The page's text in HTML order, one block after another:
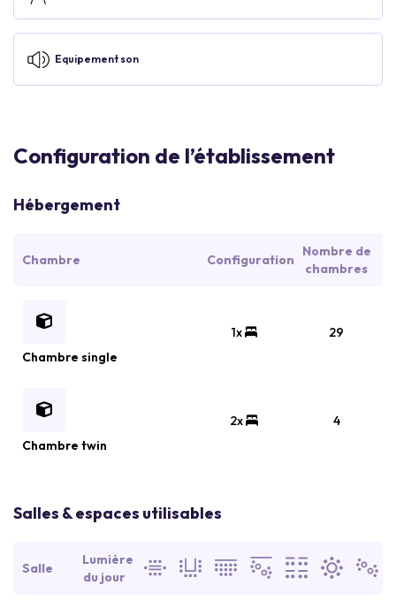
Equipement son
Configuration de l’établissement
Hébergement
Chambre Configuration
Nombre de
chambres
Chambre single
1x 29
Chambre twin
2x 4
Salles & espaces utilisables
Salle
Lumière
du jour